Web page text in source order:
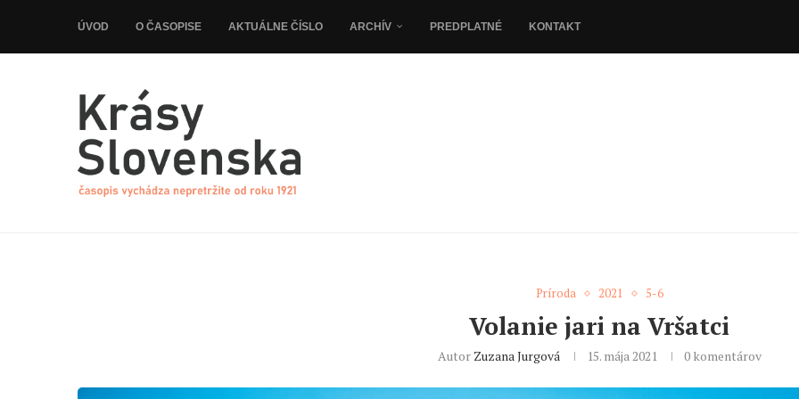
ÚVOD O ČASOPISE AKTUÁLNE ČÍSLO ARCHÍV PREDPLATNÉ KONTAKT
Príroda 2021 5-6
Volanie jari na Vršatci
Autor Zuzana Jurgová 15. mája 2021 0 komentárov